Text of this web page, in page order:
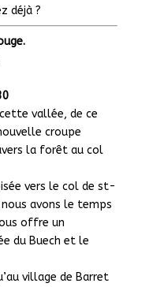
déjà ?
vallée, de ce
croupe
la forêt au col
vers le col de st-
avons le temps
offre un
du Buech et le
village de Barret